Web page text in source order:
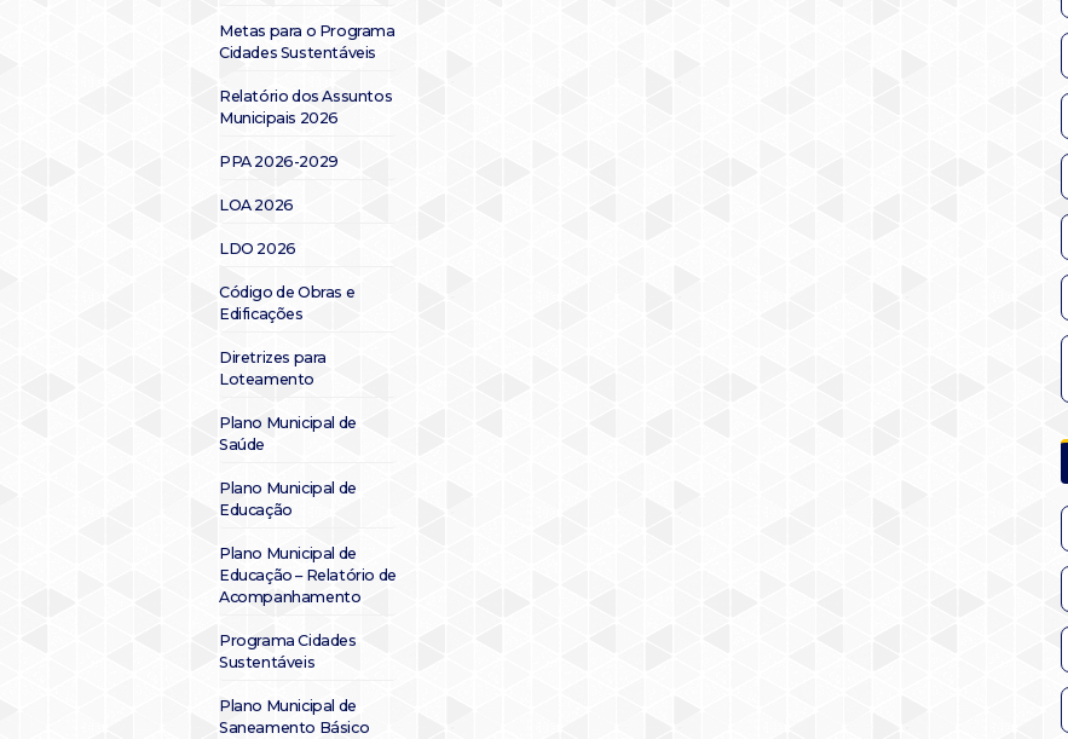
Metas para o Programa
Cidades Sustentáveis
Relatório dos Assuntos
Municipais 2026
PPA 2026-2029
LOA 2026
LDO 2026
Código de Obras e
Edificações
Diretrizes para
Loteamento
Plano Municipal de
Saúde
Plano Municipal de
Educação
Plano Municipal de
Educação – Relatório de
Acompanhamento
Programa Cidades
Sustentáveis
Plano Municipal de
Saneamento Básico